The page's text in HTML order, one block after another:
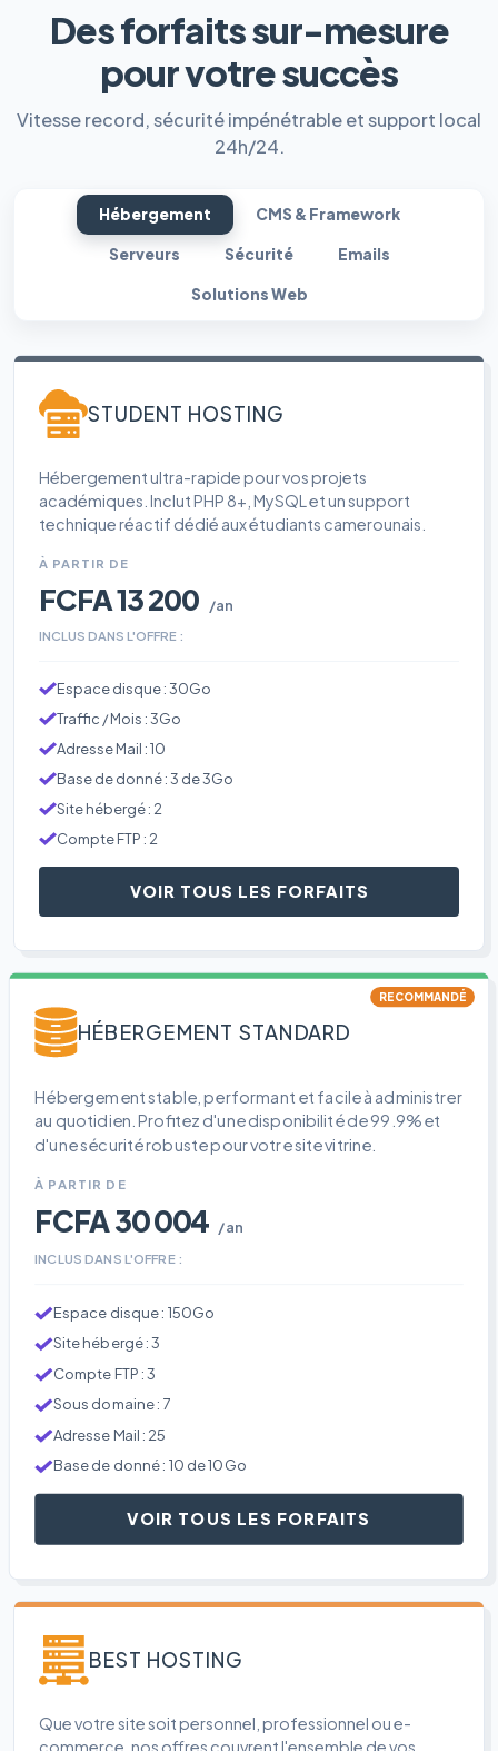
Des forfaits sur-mesure
pour votre succès
Vitesse record, sécurité impénétrable et support local
24h/24.
Hébergement CMS & Framework
Serveurs Sécurité Emails
Solutions Web
STUDENT HOSTING
Hébergement ultra-rapide pour vos projets
académiques. Inclut PHP 8+, MySQL et un support
technique réactif dédié aux étudiants camerounais.
À PARTIR DE
FCFA 13 200 /an
INCLUS DANS L'OFFRE :
Espace disque : 30Go
Traffic / Mois : 3Go
Adresse Mail : 10
Base de donné : 3 de 3Go
Site hébergé : 2
Compte FTP : 2
VOIR TOUS LES FORFAITS
RECOMMANDÉ
HÉBERGEMENT STANDARD
Hébergement stable, performant et facile à administrer
au quotidien. Profitez d'une disponibilité de 99.9% et
d'une sécurité robuste pour votre site vitrine.
À PARTIR DE
FCFA 30 004 /an
INCLUS DANS L'OFFRE :
Espace disque : 150Go
Site hébergé : 3
Compte FTP : 3
Sous domaine : 7
Adresse Mail : 25
Base de donné : 10 de 10Go
VOIR TOUS LES FORFAITS
BEST HOSTING
Que votre site soit personnel, professionnel ou e-
commerce, nos offres couvrent l'ensemble de vos